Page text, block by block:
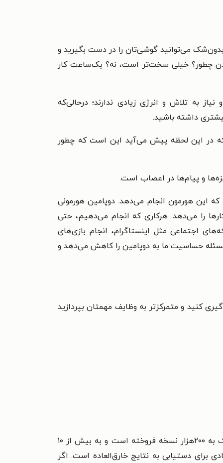
می‌توانید گوشی‌تان را در دست بگیرید و
چطور؟ خیلی سخت‌تر است، نه؟ یک‌ساعت کار
به تلاش و انرژی زیادی ندارند؛ در‌حالی‌که
داشته باشید.
که در این لحظه پیش می‌آید این است که چطور
این هورمون انجام می‌دهد. دوپامین هورمونی
را می‌دهد. هر‌کاری که انجام می‌دهیم، حتی
اجتماعی مثل اینستاگرام، انجام بازی‌های
مسئله حساسیت ما به دوپامین را کاهش می‌دهد و
کنید و متمرکز‌تر به وظایف مهمتان بپردازید
تیبو موریس نویسنده بیش از ۲۰ کتاب از جمله پرفروش ترین کتاب‌های آمازون، «مربی خودت باش» است که نزدیک به ۲۰۰هزار نسخه فروخته است و به بیش از ۱۰
برای دستیابی به نتایج خارق‌العاده است. اگر